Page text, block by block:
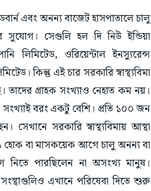
এবং অনন্য বাজেট হাসপাতালে চালু
সুযোগ। সেগুলি হল দি নিউ ইন্ডিয়া
লিমিটেড, ওরিয়েন্টাল ইনস্যুরেন্স
কিন্তু এই চার সরকারি স্বাস্থ্যবিমা
তাদের গ্রাহক সংখ্যাও নেহাত কম নয়।
সংখ্যাই বরং একটু বেশি। প্রতি ১০০ জন
সেখানে সরকারি স্বাস্থ্যবিমায় আস্থা
১ হোক বা মাসকয়েক আগে চালু অনন্য বা
নিতে পারছিলেন না অসংখ্য মানুষ।
এখানে পরিষেবা দিতে শুরু